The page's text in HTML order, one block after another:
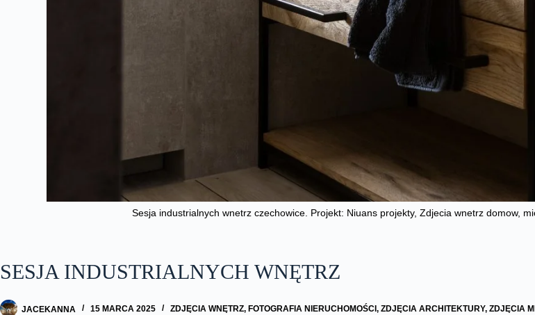
Sesja industrialnych wnetrz czechowice. Projekt: Niuans projekty, Zdjecia wnetrz domow,
SESJA INDUSTRIALNYCH WNĘTRZ
JACEKANNA 15 MARCA 2025 ZDJĘCIA WNĘTRZ, FOTOGRAFIA NIERUCHOMOŚCI , ZDJĘCIA ARCHITEKTURY, ZDJĘCIA